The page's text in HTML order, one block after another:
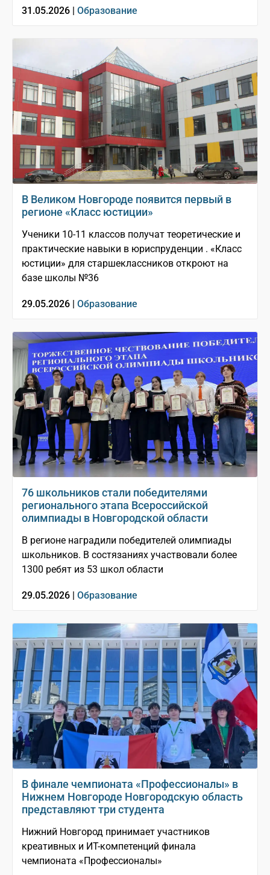
31.05.2026 | Образование
В Великом Новгороде появится первый в
регионе «Класс юстиции»
Ученики 10-11 классов получат теоретические и
практические навыки в юриспруденции . «Класс
юстиции» для старшеклассников откроют на
базе школы №36
29.05.2026 | Образование
76 школьников стали победителями
регионального этапа Всероссийской
олимпиады в Новгородской области
В регионе наградили победителей олимпиады
школьников. В состязаниях участвовали более
1300 ребят из 53 школ области
29.05.2026 | Образование
В финале чемпионата «Профессионалы» в
Нижнем Новгороде Новгородскую область
представляют три студента
Нижний Новгород принимает участников
креативных и ИТ-компетенций финала
чемпионата «Профессионалы»